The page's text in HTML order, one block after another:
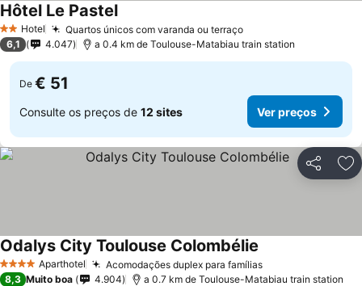
2 Estrelas
Hotel Quartos únicos com varanda ou terraço
Hôtel Le Pastel
6,1 4.047 a 0.4 km de Toulouse-Matabiau train station
De € 51
Consulte os preços de 12 sites Ver preços
Partilhar
4 EstrelasAparthotel Acomodações duplex para famílias
Odalys City Toulouse Colombélie
8,3 Muito boa 4.904 a 0.7 km de Toulouse-Matabiau train station